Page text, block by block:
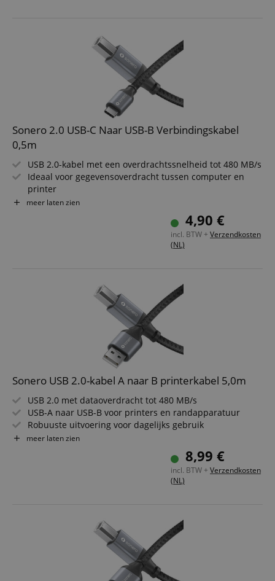
Sonero 2.0 USB-C Naar USB-B Verbindingskabel
0,5m
USB 2.0-kabel met een overdrachtssnelheid tot 480 MB/s
Ideaal voor gegevensoverdracht tussen computer en
printer
USB-C-stekker aan de ene kant, USB-B-stekker aan de
Hoogwaardige, robuuste afwerking voor een lange
Stijlvol design in Space Grey, passend in elke omgeving
meer laten zien
4,90 €
incl. BTW + Verzendkosten
(NL)
Sonero USB 2.0-kabel A naar B printerkabel 5,0m
USB 2.0 met dataoverdracht tot 480 MB/s
USB-A naar USB-B voor printers en randapparatuur
Robuuste uitvoering voor dagelijks gebruik
Stijlvolle uitstraling in space grey en zwart
Betrouwbare verbinding voor kantoor en thuis
meer laten zien
8,99 €
incl. BTW + Verzendkosten
(NL)